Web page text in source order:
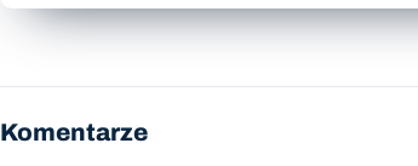
Komentarze